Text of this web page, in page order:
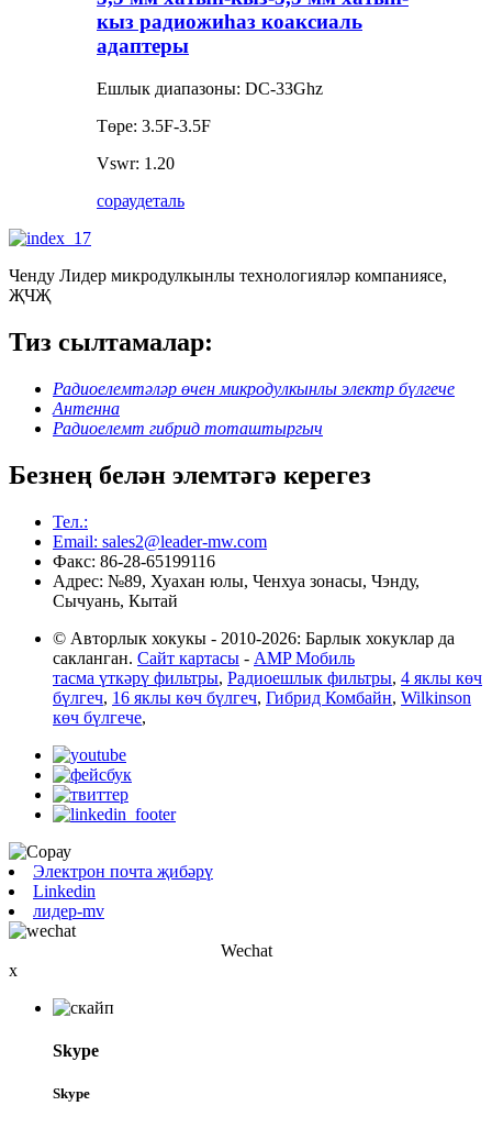
кыз радиожиһаз коаксиаль
адаптеры
Ешлык диапазоны: DC-33Ghz
Төре: 3.5F-3.5F
Vswr: 1.20
сораудеталь
Ченду Лидер микродулкынлы технологияләр компаниясе,
ҖЧҖ
Тиз сылтамалар:
Радиоелемтәләр өчен микродулкынлы электр бүлгече
Антенна
Радиоелемт гибрид тоташтыргыч
Безнең белән элемтәгә керегез
Тел.:
Email: sales2@leader-mw.com
Факс: 86-28-65199116
Адрес: №89, Хуахан юлы, Ченхуа зонасы, Чэнду,
Сычуань, Кытай
© Авторлык хокукы - 2010-2026: Барлык хокуклар да
сакланган. Сайт картасы - AMP Мобиль
тасма үткәрү фильтры, Радиоешлык фильтры, 4 яклы көч
бүлгеч, 16 яклы көч бүлгеч, Гибрид Комбайн, Wilkinson
көч бүлгече,
Электрон почта җибәрү
Linkedin
лидер-mv
Wechat
x
Skype
Skype